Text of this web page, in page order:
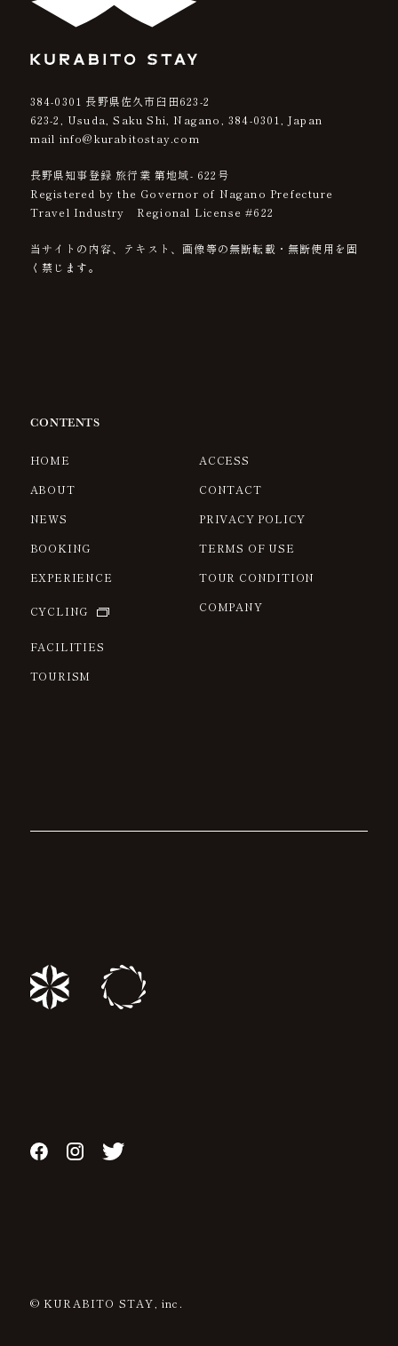
384-0301 長野県佐久市臼田623-2
623-2, Usuda, Saku Shi, Nagano, 384-0301
, Japan
mail info@kurabitostay.com
長野県知事登録 旅行業 第地域- 622号
Registered by the Governor of Nagano Prefecture
Travel Industry Regional License #622
当サイトの内容、テキスト、画像等の無断転載・無断使用を固
く禁じます。
CONTENTS
HOME
ABOUT
NEWS
BOOKING
EXPERIENCE
CYCLING
FACILITIES
TOURISM
ACCESS
CONTACT
PRIVACY POLICY
TERMS OF USE
TOUR CONDITION
COMPANY
© KURABITO STAY, inc.